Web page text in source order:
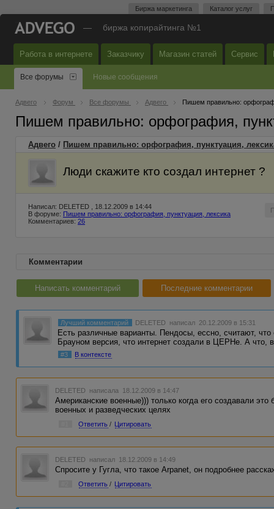
Биржа маркетинга Каталог услуг
— биржа копирайтинга №1
Работа в интернете Заказчику Магазин статей Сервис
Все форумы Новые сообщения
Адвего Форум Все форумы Адвего Пишем правильно:
Пишем правильно: орфография,
Адвего / Пишем правильно: орфография, пунктуация,
Люди скажите кто создал интернет ?
Написал: DELETED , 18.12.2009 в 14:44
В форуме: Пишем правильно: орфография, пунктуация, лексика
Комментариев: 26
Комментарии
Написать комментарий Последние комментарии
Лучший комментарий DELETED написал 20.12.2009 в 15:31
Есть различные варианты. Пендосы, ессно, считают,
Брауном версия, что интернет создали в ЦЕРНе. А что,
#3 В контексте
DELETED написала 18.12.2009 в 14:47
Американские военные))) только когда его создавали
военных и разведческих целях
Ответить / Цитировать
DELETED написал 18.12.2009 в 14:49
Спросите у Гугла, что такое Arpanet, он подробнее
Ответить / Цитировать